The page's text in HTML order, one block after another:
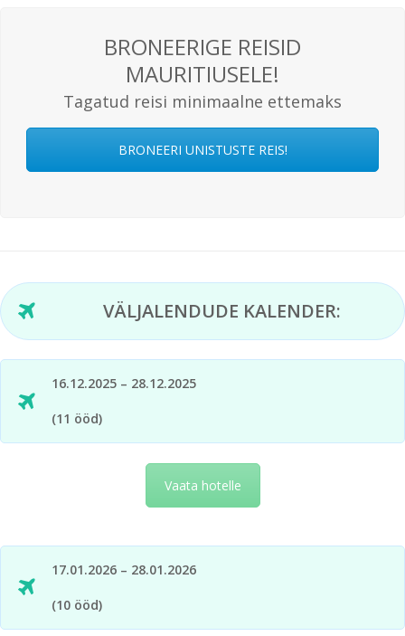
BRONEERIGE REISID
MAURITIUSELE!
Tagatud reisi minimaalne ettemaks
BRONEERI UNISTUSTE REIS!
VÄLJALENDUDE KALENDER:
16.12.2025 – 28.12.2025
(11 ööd)
Vaata hotelle
17.01.2026 – 28.01.2026
(10 ööd)